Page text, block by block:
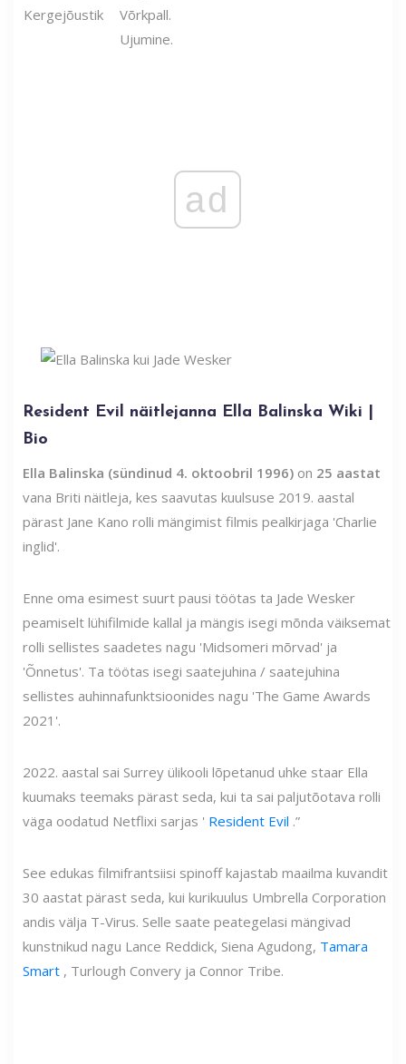
Kergejõustik
Võrkpall.
Ujumine.
ad
Resident Evil näitlejanna Ella Balinska Wiki |
Bio
Ella Balinska (sündinud 4. oktoobril 1996) on 25 aastat
vana Briti näitleja, kes saavutas kuulsuse 2019. aastal
pärast Jane Kano rolli mängimist filmis pealkirjaga 'Charlie
inglid'.
Enne oma esimest suurt pausi töötas ta Jade Wesker
peamiselt lühifilmide kallal ja mängis isegi mõnda väiksemat
rolli sellistes saadetes nagu 'Midsomeri mõrvad' ja
'Õnnetus'. Ta töötas isegi saatejuhina / saatejuhina
sellistes auhinnafunktsioonides nagu 'The Game Awards
2021'.
2022. aastal sai Surrey ülikooli lõpetanud uhke staar Ella
kuumaks teemaks pärast seda, kui ta sai paljutõotava rolli
väga oodatud Netflixi sarjas ' Resident Evil .”
See edukas filmifrantsiisi spinoff kajastab maailma kuvandit
30 aastat pärast seda, kui kurikuulus Umbrella Corporation
andis välja T-Virus. Selle saate peategelasi mängivad
kunstnikud nagu Lance Reddick, Siena Agudong, Tamara
Smart , Turlough Convery ja Connor Tribe.